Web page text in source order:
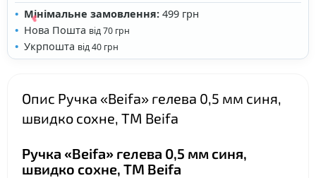
Мінімальне замовлення: 499 грн
Нова Пошта від 70 грн
Укрпошта від 40 грн
Опис Ручка «Beifa» гелева 0,5 мм синя,
швидко сохне, ТМ Beifa
Ручка «Beifa» гелева 0,5 мм синя,
швидко сохне, ТМ Beifa
❤